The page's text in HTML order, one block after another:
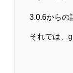
3.0.6からの
それでは、